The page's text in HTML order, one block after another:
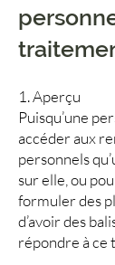
1. Aperçu
Puisqu’une
accéder aux
personnels
sur elle, ou
formuler des
d’avoir des
répondre à ce